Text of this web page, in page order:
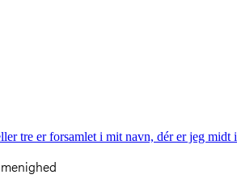
tre er forsamlet i mit navn, dér er jeg midt